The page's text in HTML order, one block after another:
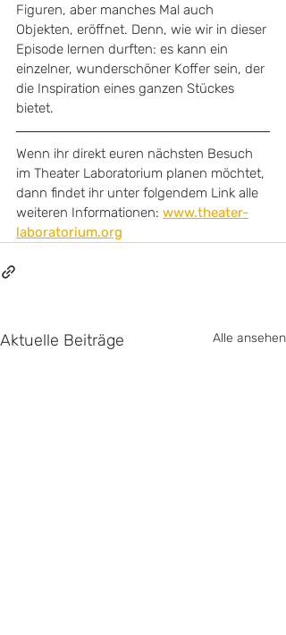
Figuren, aber manches Mal auch
Objekten, eröffnet. Denn, wie wir in dieser
Episode lernen durften: es kann ein
einzelner, wunderschöner Koffer sein, der
die Inspiration eines ganzen Stückes
bietet.
Wenn ihr direkt euren nächsten Besuch
im Theater Laboratorium planen möchtet,
dann findet ihr unter folgendem Link alle
weiteren Informationen: www.theater-
laboratorium.org
Aktuelle Beiträge Alle ansehen